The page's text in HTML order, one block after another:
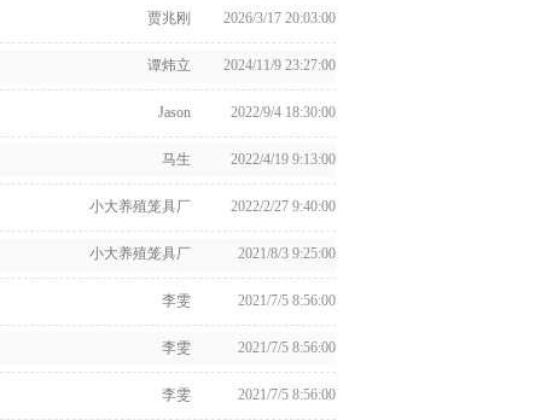
贾兆刚 2026/3/17 20:03:00
谭炜立 2024/11/9 23:27:00
Jason 2022/9/4 18:30:00
马生 2022/4/19 9:13:00
小大养殖笼具厂 2022/2/27 9:40:00
小大养殖笼具厂 2021/8/3 9:25:00
李雯 2021/7/5 8:56:00
李雯 2021/7/5 8:56:00
李雯 2021/7/5 8:56:00